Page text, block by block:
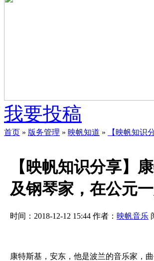
我要投稿
首页 » 版务管理 » 映帆知道 » 【映帆知识
【映帆知识分享】
及钢琴家，在公元
时间：2018-12-12 15:44 作者： 映帆音乐
康特斯基，安东，他是波兰的音乐家，